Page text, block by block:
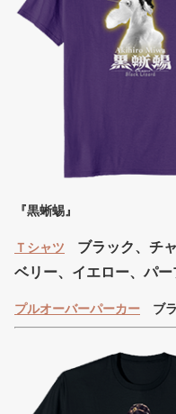
『黒蜥蜴』
Ｔシャツ
ブラック、チ
ベリー、イエロー、パー
プルオーバーパーカー ブ